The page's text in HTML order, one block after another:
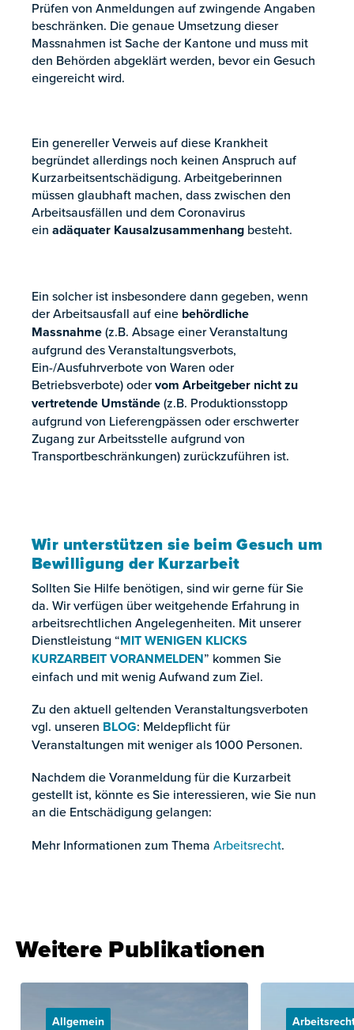
Prüfen von Anmeldungen auf zwingende Angaben
beschränken. Die genaue Umsetzung dieser
Massnahmen ist Sache der Kantone und muss mit
den Behörden abgeklärt werden, bevor ein Gesuch
eingereicht wird.
Ein genereller Verweis auf diese Krankheit
begründet allerdings noch keinen Anspruch auf
Kurzarbeitsentschädigung. Arbeitgeberinnen
müssen glaubhaft machen, dass zwischen den
Arbeitsausfällen und dem Coronavirus
ein adäquater Kausalzusammenhang besteht.
Ein solcher ist insbesondere dann gegeben, wenn
der Arbeitsausfall auf eine behördliche
Massnahme(z.B. Absage einer Veranstaltung
aufgrund des Veranstaltungsverbots,
Ein-/Ausfuhrverbote von Waren oder
Betriebsverbote) odervom Arbeitgeber nicht zu
vertretende Umstände(z.B. Produktionsstopp
aufgrund von Lieferengpässen oder erschwerter
Zugang zur Arbeitsstelle aufgrund von
Transportbeschränkungen) zurückzuführen ist.
Wir unterstützen sie beim Gesuch um
Bewilligung der Kurzarbeit
Sollten Sie Hilfe benötigen, sind wir gerne für Sie
da. Wir verfügen über weitgehende Erfahrung in
arbeitsrechtlichen Angelegenheiten. Mit unserer
Dienstleistung “MIT WENIGEN KLICKS
KURZARBEIT VORANMELDEN” kommen Sie
einfach und mit wenig Aufwand zum Ziel.
Zu den aktuell geltenden Veranstaltungsverboten
vgl. unseren BLOG: Meldepflicht für
Veranstaltungen mit weniger als 1000 Personen.
Nachdem die Voranmeldung für die Kurzarbeit
gestellt ist, könnte es Sie interessieren, wie Sie nun
an die Entschädigung gelangen:
Mehr Informationen zum Thema Arbeitsrecht.
Weitere Publikationen
Allgemein